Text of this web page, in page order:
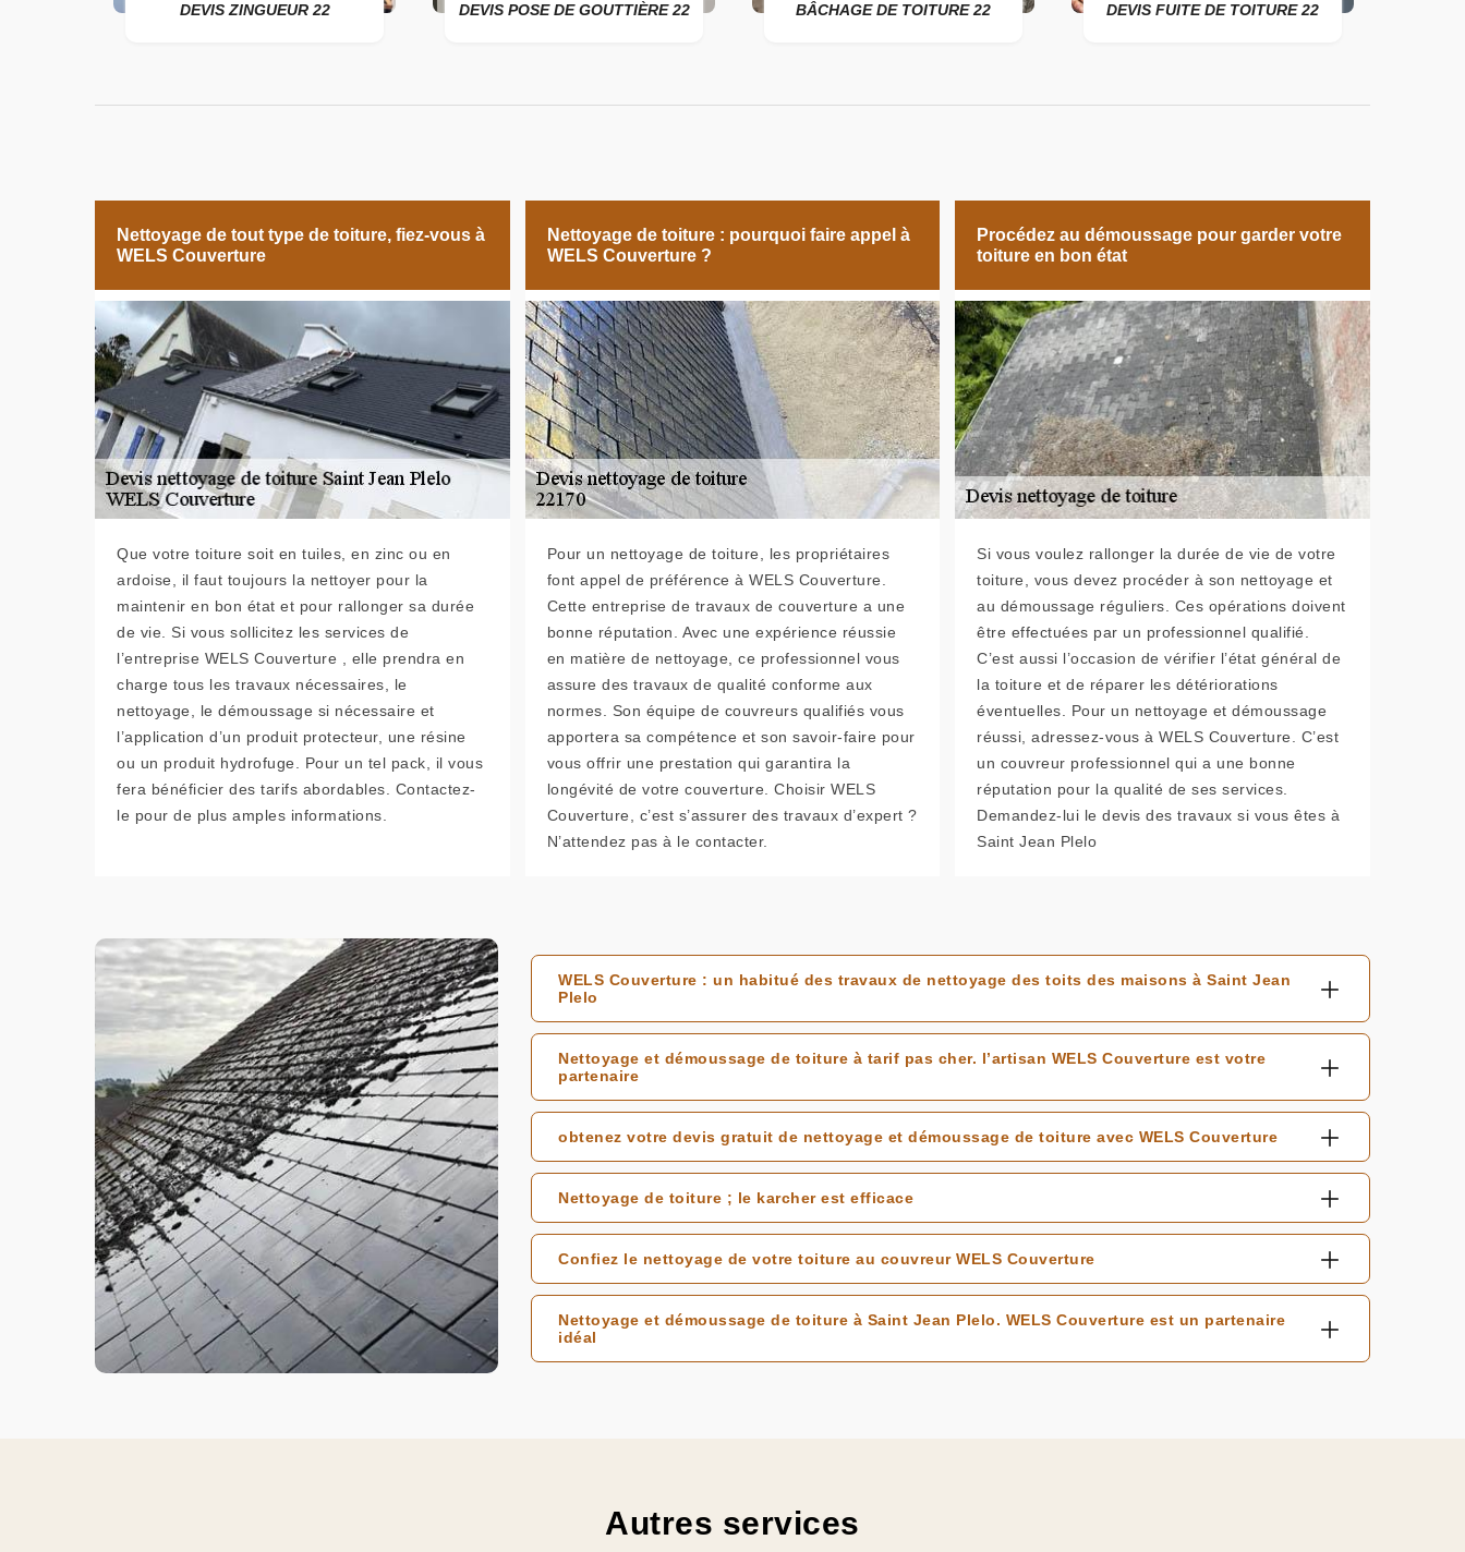
DEVIS ZINGUEUR 22 DEVIS POSE DE GOUTTIÈRE 22 BÂCHAGE DE TOITURE 22 DEVIS FUITE DE TOITURE 22
Nettoyage de tout type de toiture, fiez-vous à
WELS Couverture
Que votre toiture soit en tuiles, en zinc ou en
ardoise, il faut toujours la nettoyer pour la
maintenir en bon état et pour rallonger sa durée
de vie. Si vous sollicitez les services de
l’entreprise WELS Couverture , elle prendra en
charge tous les travaux nécessaires, le
nettoyage, le démoussage si nécessaire et
l’application d’un produit protecteur, une résine
ou un produit hydrofuge. Pour un tel pack, il vous
fera bénéficier des tarifs abordables. Contactez-
le pour de plus amples informations.
Nettoyage de toiture : pourquoi faire appel à
WELS Couverture ?
Pour un nettoyage de toiture, les propriétaires
font appel de préférence à WELS Couverture.
Cette entreprise de travaux de couverture a une
bonne réputation. Avec une expérience réussie
en matière de nettoyage, ce professionnel vous
assure des travaux de qualité conforme aux
normes. Son équipe de couvreurs qualifiés vous
apportera sa compétence et son savoir-faire pour
vous offrir une prestation qui garantira la
longévité de votre couverture. Choisir WELS
Couverture, c’est s’assurer des travaux d’expert ?
N’attendez pas à le contacter.
Procédez au démoussage pour garder votre
toiture en bon état
Si vous voulez rallonger la durée de vie de votre
toiture, vous devez procéder à son nettoyage et
au démoussage réguliers. Ces opérations doivent
être effectuées par un professionnel qualifié.
C’est aussi l’occasion de vérifier l’état général de
la toiture et de réparer les détériorations
éventuelles. Pour un nettoyage et démoussage
réussi, adressez-vous à WELS Couverture. C’est
un couvreur professionnel qui a une bonne
réputation pour la qualité de ses services.
Demandez-lui le devis des travaux si vous êtes à
Saint Jean Plelo
WELS Couverture : un habitué des travaux de nettoyage des toits des maisons à Saint Jean
Plelo
Nettoyage et démoussage de toiture à tarif pas cher. l’artisan WELS Couverture est votre
partenaire
obtenez votre devis gratuit de nettoyage et démoussage de toiture avec WELS Couverture
Nettoyage de toiture ; le karcher est efficace
Confiez le nettoyage de votre toiture au couvreur WELS Couverture
Nettoyage et démoussage de toiture à Saint Jean Plelo. WELS Couverture est un partenaire
idéal
Autres services